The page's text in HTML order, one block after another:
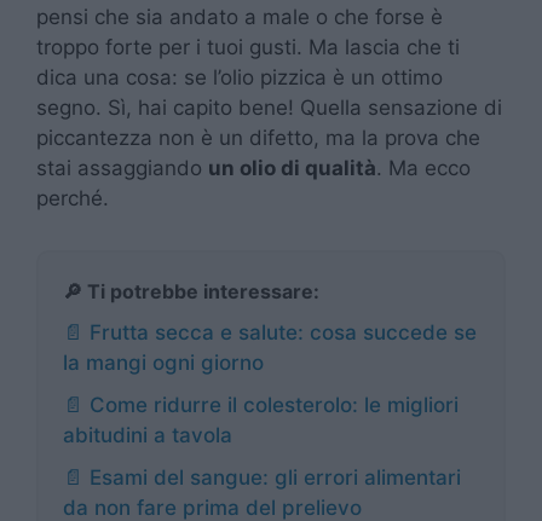
pensi che sia andato a male o che forse è
troppo forte per i tuoi gusti. Ma lascia che ti
dica una cosa: se l’olio pizzica è un ottimo
segno. Sì, hai capito bene! Quella sensazione di
piccantezza non è un difetto, ma la prova che
stai assaggiando un olio di qualità. Ma ecco
perché.
🔎 Ti potrebbe interessare:
📄 Frutta secca e salute: cosa succede se
la mangi ogni giorno
📄 Come ridurre il colesterolo: le migliori
abitudini a tavola
📄 Esami del sangue: gli errori alimentari
da non fare prima del prelievo